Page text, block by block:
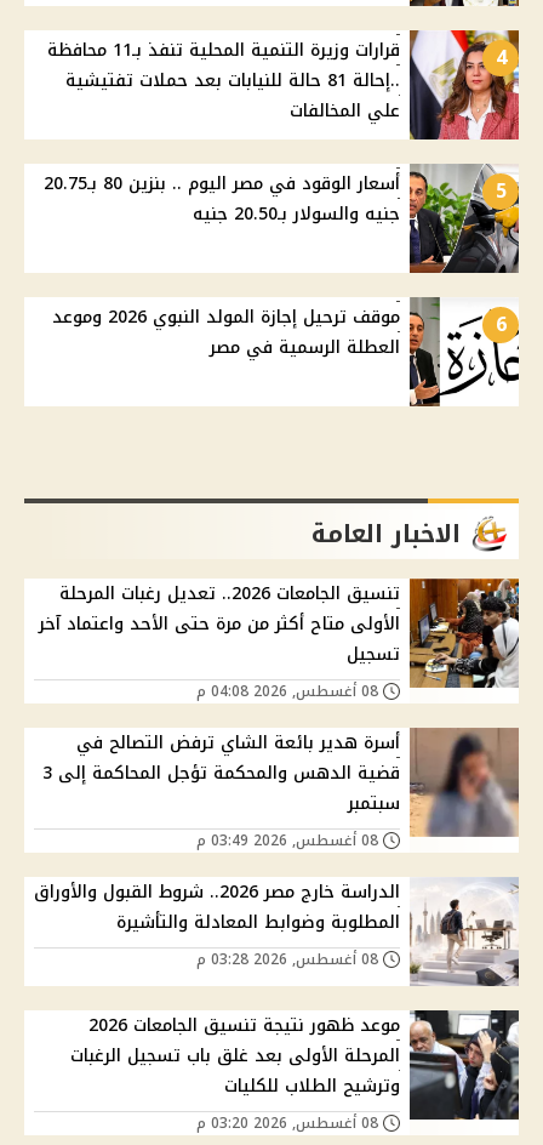
4
قرارات وزيرة التنمية المحلية تنفذ بـ11 محافظة
..إحالة 81 حالة للنيابات بعد حملات تفتيشية
علي المخالفات
5
أسعار الوقود في مصر اليوم .. بنزين 80 بـ20.75
جنيه والسولار بـ20.50 جنيه
6
موقف ترحيل إجازة المولد النبوي 2026 وموعد
العطلة الرسمية في مصر
الاخبار العامة
تنسيق الجامعات 2026.. تعديل رغبات المرحلة
الأولى متاح أكثر من مرة حتى الأحد واعتماد آخر
تسجيل
أسرة هدير بائعة الشاي ترفض التصالح في
قضية الدهس والمحكمة تؤجل المحاكمة إلى 3
سبتمبر
الدراسة خارج مصر 2026.. شروط القبول والأوراق
المطلوبة وضوابط المعادلة والتأشيرة
موعد ظهور نتيجة تنسيق الجامعات 2026
المرحلة الأولى بعد غلق باب تسجيل الرغبات
وترشيح الطلاب للكليات